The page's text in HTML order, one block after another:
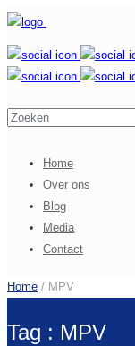
Home
Over ons
Blog
Media
Contact
Home / MPV
Tag : MPV